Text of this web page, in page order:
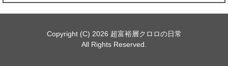
Copyright (C) 2026 超富裕層クロロの日常
All Rights Reserved.